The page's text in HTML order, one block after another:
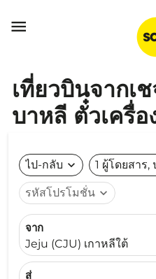

เที่ยวบินจากเ
บาหลี ตั๋วเครื่
ไป-กลับ expand_more 1 ผู้โดยสาร,
รหัสโปรโมชั่น expand_more
จาก
Jeju (CJU) เกาหลีใต้
สู่